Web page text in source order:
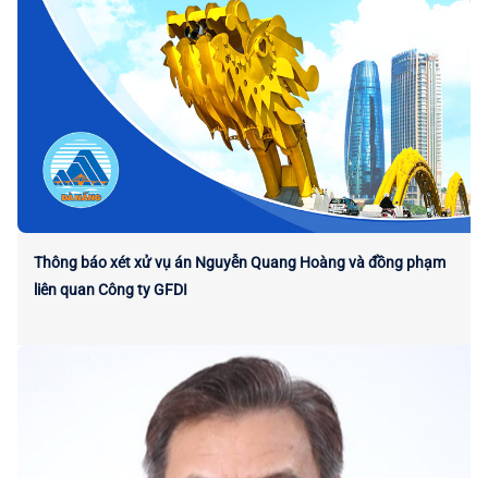
Thông báo xét xử vụ án Nguyễn Quang Hoàng và đồng phạm
liên quan Công ty GFDI